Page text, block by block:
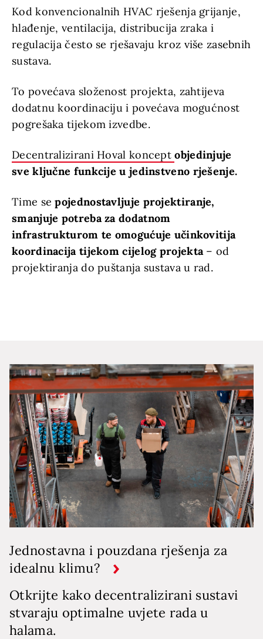
Kod konvencionalnih HVAC rješenja grijanje,
hlađenje, ventilacija, distribucija zraka i
regulacija često se rješavaju kroz više zasebnih
sustava.
To povećava složenost projekta, zahtijeva
dodatnu koordinaciju i povećava mogućnost
pogrešaka tijekom izvedbe.
Decentralizirani Hoval konceptobjedinjuje
sve ključne funkcije u jedinstveno rješenje.
Time sepojednostavljuje projektiranje,
smanjuje potreba za dodatnom
infrastrukturom te omogućuje učinkovitija
koordinacija tijekom cijelog projekta– od
projektiranja do puštanja sustava u rad.
Jednostavna i pouzdana rješenja za
idealnu klimu?
Otkrijte kako decentralizirani sustavi
stvaraju optimalne uvjete rada u
halama.